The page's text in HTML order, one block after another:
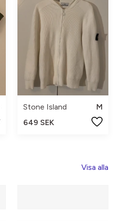
Stone Island
M
649 SEK
Visa alla